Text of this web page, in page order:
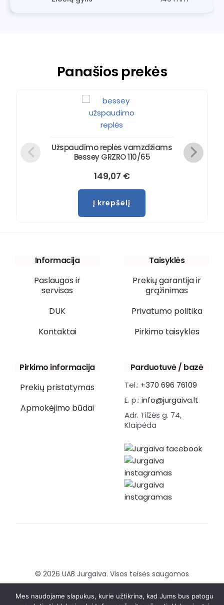
Panašios prekės
Užspaudimo replės vamzdžiams
Bessey GRZRO 110/65
149,07 €
Į krepšelį
Informacija
Paslaugos ir
servisas
DUK
Kontaktai
Taisyklės
Prekių garantija ir
grąžinimas
Privatumo politika
Pirkimo taisyklės
Pirkimo informacija
Prekių pristatymas
Apmokėjimo būdai
Parduotuvė / bazė
Tel.: +370 696 76109
E. p.: info@jurgaiva.lt
Adr. Tilžės g. 74,
Klaipėda
© 2026 UAB Jurgaiva. Visos teisės saugomos
Mes naudojame slapukus, kurie užtikrina, kad Jums bus patogu